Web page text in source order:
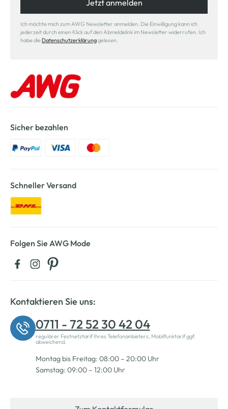
Jetzt anmelden
Ich möchte mich zum AWG Newsletter anmelden. Die Einwilligung kann ich
jederzeit durch einen Klick auf den Abmeldelink im Newsletter widerrufen. Ich
habe die Datenschutzerklärunggelesen.
Sicher bezahlen
Schneller Versand
Folgen Sie AWG Mode
Kontaktieren Sie uns:
0711 - 72 52 30 42 04
regulärer Festnetztarif Ihres Telefonanbieters, Mobilfunktarif ggf.
abweichend.
Montag bis Freitag: 08:00 – 20:00 Uhr
Samstag: 09:00 – 12:00 Uhr